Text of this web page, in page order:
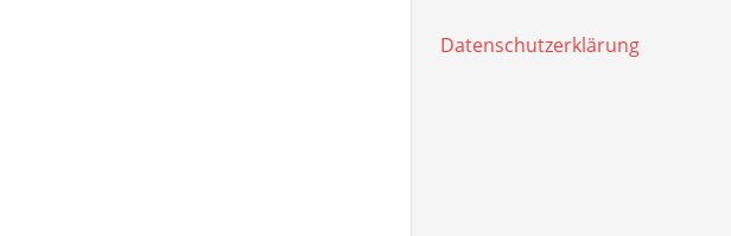
Datenschutzerklärung